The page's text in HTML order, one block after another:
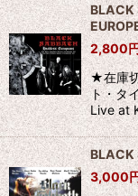
BLACK
2,800
★在庫
ト・タ
Live at
BLACK
3,000